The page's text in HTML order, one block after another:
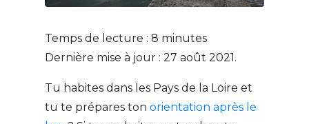
Temps de lecture : 8 minutes
Dernière mise à jour : 27 août 2021.
Tu habites dans les Pays de la Loire et
tu te prépares ton orientation après le